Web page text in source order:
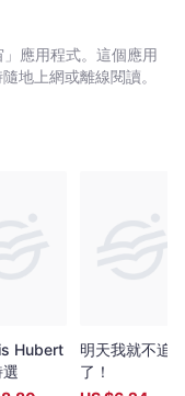
哥的敵人。 現
安。我們隨著溫斯
育時，我們親身經歷
的早期喜劇小說中，
約在此時，他跟他的
民兵團中，他的《向
烏托邦小說《一九八
《鯨腹之中》
」應用程式。這個應用
地上網或離線閱讀。
Hubert
明天我就不追
了！